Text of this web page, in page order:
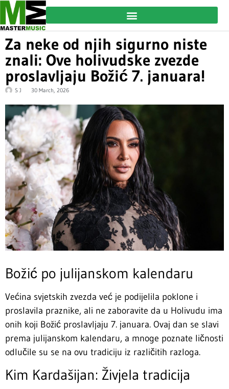
Za neke od njih sigurno niste
znali: Ove holivudske zvezde
proslavljaju Božić 7. januara!
S J 30 March, 2026
Božić po julijanskom kalendaru
Većina svjetskih zvezda već je podijelila poklone i
proslavila praznike, ali ne zaboravite da u Holivudu ima
onih koji Božić proslavljaju 7. januara. Ovaj dan se slavi
prema julijanskom kalendaru, a mnoge poznate ličnosti
odlučile su se na ovu tradiciju iz različitih razloga.
Kim Kardašijan: Živjela tradicija